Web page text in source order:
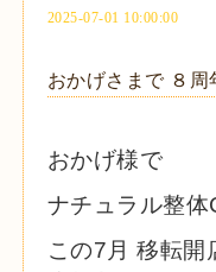
2025-07-01 10:00:00
おかげさまで ８周
おかげ様で
ナチュラル整
この7月 移転開